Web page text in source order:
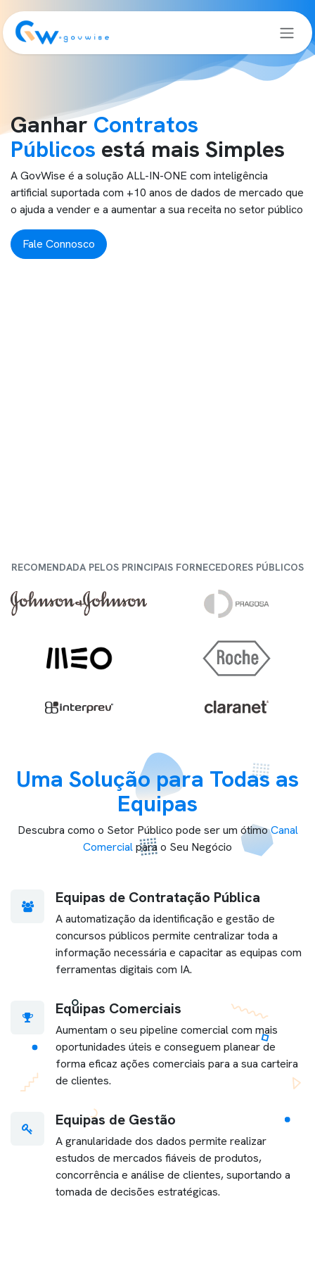
GanharContratos
Públicos está mais Simples
A GovWise é a solução ALL-IN-ONE com inteligência
artificial suportada com +10 anos de dados de mercado que
o ajuda a vender e a aumentar a sua receita no setor público
Fale Connosco
RECOMENDADA PELOS PRINCIPAIS ​FORNECEDORES PÚBLICOS
Uma Solução para Todas as
Equipas
Descubra como o Setor Público pode ser um ótimoCanal
Comercialpara o Seu Negócio
Equipas de Contratação Pública
A automatização da identificação e gestão de
concursos públicos permite centralizar toda a
informação necessária e capacitar as equipas com
ferramentas digitais com IA.
Equipas Comerciais
Aumentam o seu pipeline comercial com mais
oportunidades úteis e conseguem planear de
forma eficaz ações comerciais para a sua carteira
de clientes.
Equipas de Gestão
A granularidade dos dados permite realizar
estudos de mercados fiáveis de produtos,
concorrência e análise de clientes, suportando a
tomada de decisões estratégicas.